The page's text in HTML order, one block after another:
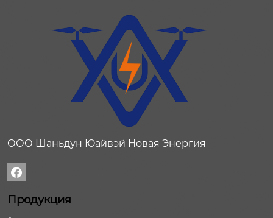
ООО Шаньдун Юайвэй Новая Энергия

Продукция